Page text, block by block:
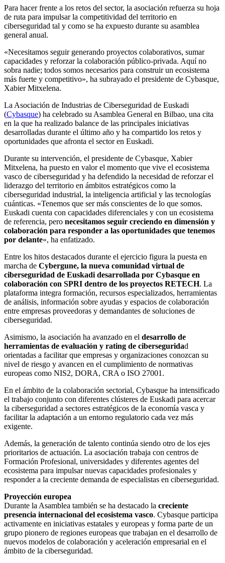
Para hacer frente a los retos del sector, la asociación refuerza su hoja
de ruta para impulsar la competitividad del territorio en
ciberseguridad tal y como se ha expuesto durante su asamblea
general anual.
«Necesitamos seguir generando proyectos colaborativos, sumar
capacidades y reforzar la colaboración público-privada. Aquí no
sobra nadie; todos somos necesarios para construir un ecosistema
más fuerte y competitivo», ha subrayado el presidente de Cybasque,
Xabier Mitxelena.
La Asociación de Industrias de Ciberseguridad de Euskadi
(Cybasque) ha celebrado su Asamblea General en Bilbao, una cita
en la que ha realizado balance de las principales iniciativas
desarrolladas durante el último año y ha compartido los retos y
oportunidades que afronta el sector en Euskadi.
Durante su intervención, el presidente de Cybasque, Xabier
Mitxelena, ha puesto en valor el momento que vive el ecosistema
vasco de ciberseguridad y ha defendido la necesidad de reforzar el
liderazgo del territorio en ámbitos estratégicos como la
ciberseguridad industrial, la inteligencia artificial y las tecnologías
cuánticas. «Tenemos que ser más conscientes de lo que somos.
Euskadi cuenta con capacidades diferenciales y con un ecosistema
de referencia, pero necesitamos seguir creciendo en dimensión y
colaboración para responder a las oportunidades que tenemos
por delante«, ha enfatizado.
Entre los hitos destacados durante el ejercicio figura la puesta en
marcha de Cybergune, la nueva comunidad virtual de
ciberseguridad de Euskadi desarrollada por Cybasque en
colaboración con SPRI dentro de los proyectos RETECH. La
plataforma integra formación, recursos especializados, herramientas
de análisis, información sobre ayudas y espacios de colaboración
entre empresas proveedoras y demandantes de soluciones de
ciberseguridad.
Asimismo, la asociación ha avanzado en el desarrollo de
herramientas de evaluación y rating de ciberseguridad
orientadas a facilitar que empresas y organizaciones conozcan su
nivel de riesgo y avancen en el cumplimiento de normativas
europeas como NIS2, DORA, CRA o ISO 27001.
En el ámbito de la colaboración sectorial, Cybasque ha intensificado
el trabajo conjunto con diferentes clústeres de Euskadi para acercar
la ciberseguridad a sectores estratégicos de la economía vasca y
facilitar la adaptación a un entorno regulatorio cada vez más
exigente.
Además, la generación de talento continúa siendo otro de los ejes
prioritarios de actuación. La asociación trabaja con centros de
Formación Profesional, universidades y diferentes agentes del
ecosistema para impulsar nuevas capacidades profesionales y
responder a la creciente demanda de especialistas en ciberseguridad.
Proyección europea
Durante la Asamblea también se ha destacado la creciente
presencia internacional del ecosistema vasco. Cybasque participa
activamente en iniciativas estatales y europeas y forma parte de un
grupo pionero de regiones europeas que trabajan en el desarrollo de
nuevos modelos de colaboración y aceleración empresarial en el
ámbito de la ciberseguridad.